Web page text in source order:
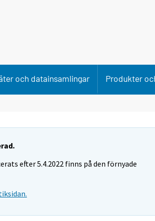
och datainsamlingar Produkter
efter 5.4.2022 finns på den förnyade